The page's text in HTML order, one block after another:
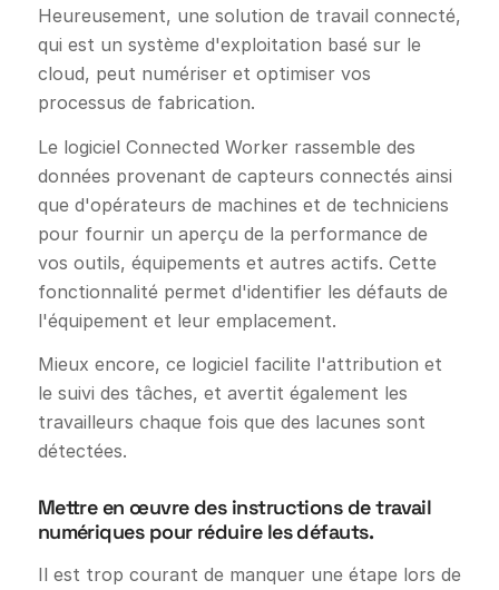
Heureusement, une solution de travail connecté,
qui est un système d'exploitation basé sur le
cloud, peut numériser et optimiser vos
processus de fabrication.
Le logiciel Connected Worker rassemble des
données provenant de capteurs connectés ainsi
que d'opérateurs de machines et de techniciens
pour fournir un aperçu de la performance de
vos outils, équipements et autres actifs. Cette
fonctionnalité permet d'identifier les défauts de
l'équipement et leur emplacement.
Mieux encore, ce logiciel facilite l'attribution et
le suivi des tâches, et avertit également les
travailleurs chaque fois que des lacunes sont
détectées.
Mettre en œuvre des instructions de travail
numériques pour réduire les défauts.
Il est trop courant de manquer une étape lors de